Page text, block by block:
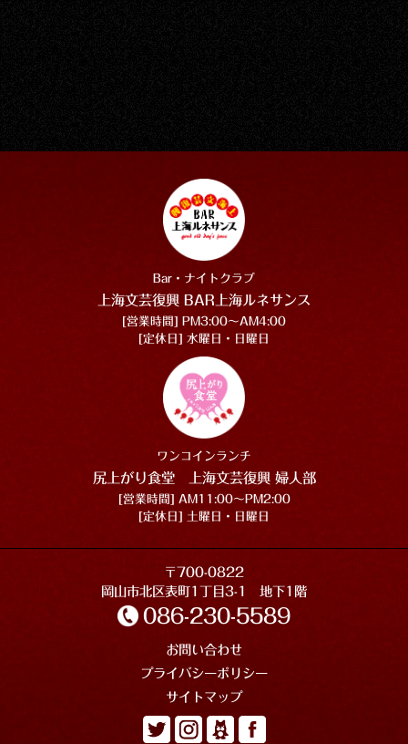
Bar・ナイトクラブ
上海文芸復興 BAR上海ルネサンス
[営業時間] PM3:00〜AM4:00
[定休日] 水曜日・日曜日
ワンコインランチ
尻上がり食堂 上海文芸復興 婦人部
[営業時間] AM11:00〜PM2:00
[定休日] 土曜日・日曜日
〒700-0822
岡山市北区表町1丁目3-1 地下1階
086-230-5589
お問い合わせ
プライバシーポリシー
サイトマップ